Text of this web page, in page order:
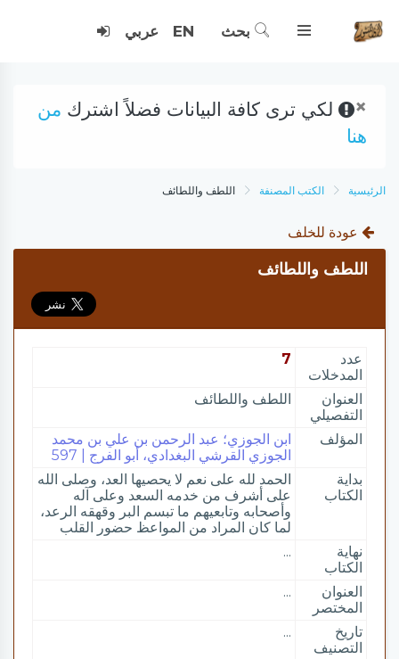
بحث EN عربي
× لكي ترى كافة البيانات فضلاً اشترك من
هنا
الرئيسية الكتب المصنفة اللطف واللطائف
عودة للخلف
اللطف واللطائف
عدد
المدخلات
7
العنوان
التفصيلي
اللطف واللطائف
المؤلف
ابن الجوزي؛ عبد الرحمن بن علي بن محمد
الجوزي القرشي البغدادي، أبو الفرج | 597
بداية
الكتاب
الحمد لله على نعم لا يحصيها العد، وصلى الله
على أشرف من خدمه السعد وعلى آله
وأصحابه وتابعيهم ما تبسم البر وقهقه الرعد،
لما كان المراد من المواعظ حضور القلب
نهاية
الكتاب
...
العنوان
المختصر
...
تاريخ
التصنيف
...